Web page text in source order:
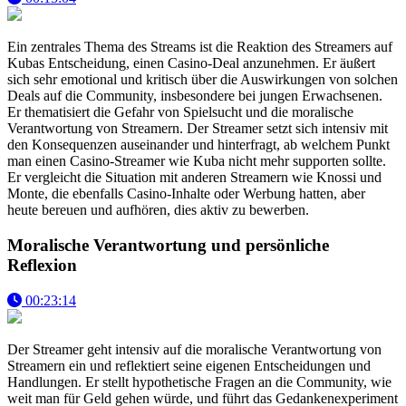
Ein zentrales Thema des Streams ist die Reaktion des Streamers auf
Kubas Entscheidung, einen Casino-Deal anzunehmen. Er äußert
sich sehr emotional und kritisch über die Auswirkungen von solchen
Deals auf die Community, insbesondere bei jungen Erwachsenen.
Er thematisiert die Gefahr von Spielsucht und die moralische
Verantwortung von Streamern. Der Streamer setzt sich intensiv mit
den Konsequenzen auseinander und hinterfragt, ab welchem Punkt
man einen Casino-Streamer wie Kuba nicht mehr supporten sollte.
Er vergleicht die Situation mit anderen Streamern wie Knossi und
Monte, die ebenfalls Casino-Inhalte oder Werbung hatten, aber
heute bereuen und aufhören, dies aktiv zu bewerben.
Moralische Verantwortung und persönliche
Reflexion
00:23:14
Der Streamer geht intensiv auf die moralische Verantwortung von
Streamern ein und reflektiert seine eigenen Entscheidungen und
Handlungen. Er stellt hypothetische Fragen an die Community, wie
weit man für Geld gehen würde, und führt das Gedankenexperiment